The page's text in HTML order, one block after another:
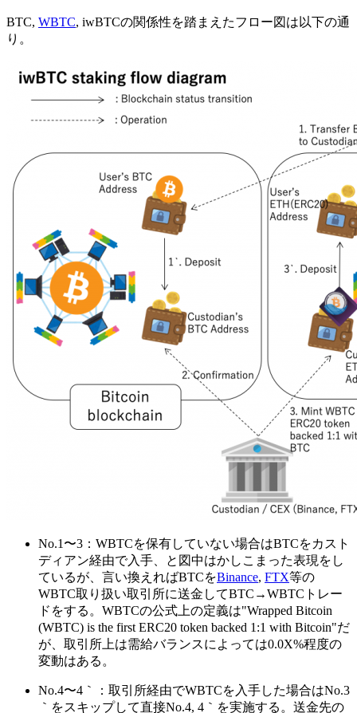
BTC, WBTC, iwBTCの関係性を踏まえたフロー図は以下の通
り。
No.1〜3：WBTCを保有していない場合はBTCをカスト
ディアン経由で入手、と図中はかしこまった表現をし
ているが、言い換えればBTCをBinance, FTX等の
WBTC取り扱い取引所に送金してBTC→WBTCトレー
ドをする。WBTCの公式上の定義は"Wrapped Bitcoin
(WBTC) is the first ERC20 token backed 1:1 with Bitcoin"だ
が、取引所上は需給バランスによっては0.0X%程度の
変動はある。
No.4〜4｀：取引所経由でWBTCを入手した場合はNo.3
｀をスキップして直接No.4, 4｀を実施する。送金先の